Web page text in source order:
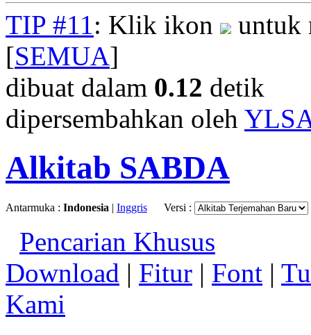
TIP #11: Klik ikon
untuk
[SEMUA]
dibuat dalam 0.12 detik
dipersembahkan oleh
Alkitab SABDA
Antarmuka : Indonesia | Inggris Versi :
Pencarian Khusus
Download | Fitur | Font |
Kami